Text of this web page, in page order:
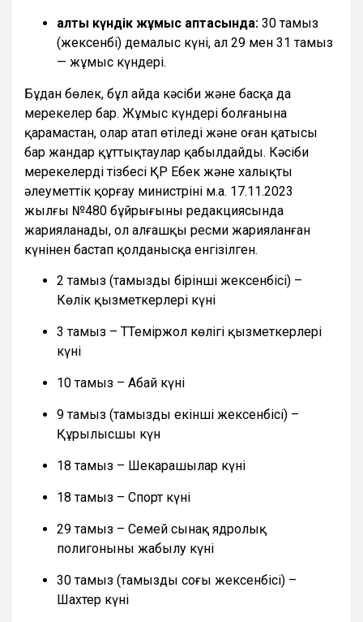
алты күндік жұмыс аптасында: 30 тамыз
(жексенбі) демалыс күні, ал 29 мен 31 тамыз
— жұмыс күндері.
Бұдан бөлек, бұл айда кәсіби және басқа да
мерекелер бар. Жұмыс күндері болғанына
қарамастан, олар атап өтіледі және оған қатысы
бар жандар құттықтаулар қабылдайды. Кәсіби
мерекелердің тізбесі ҚР Еңбек және халықты
әлеуметтік қорғау министрінің м.а. 17.11.2023
жылғы №480 бұйрығының редакциясында
жарияланады, ол алғашқы ресми жарияланған
күнінен бастап қолданысқа енгізілген.
2 тамыз (тамыздың бірінші жексенбісі) –
Көлік қызметкерлері күні
3 тамыз – ТТеміржол көлігі қызметкерлері
күні
10 тамыз – Абай күні
9 тамыз (тамыздың екінші жексенбісі) –
Құрылысшы күн
18 тамыз – Шекарашылар күні
18 тамыз – Спорт күні
29 тамыз – Семей сынақ ядролық
полигонының жабылу күні
30 тамыз (тамыздың соңғы жексенбісі) –
Шахтер күні